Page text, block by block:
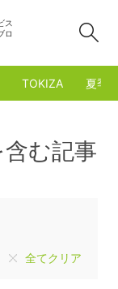
ス
ロ
TOKIZA 夏季
含む記事
全てクリア